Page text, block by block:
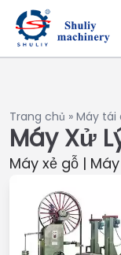
Trang chủ » Máy tái
Máy Xử
Máy xẻ gỗ |